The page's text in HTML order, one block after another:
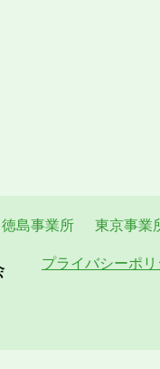
徳島事業所 東京事業
プライバシーポ